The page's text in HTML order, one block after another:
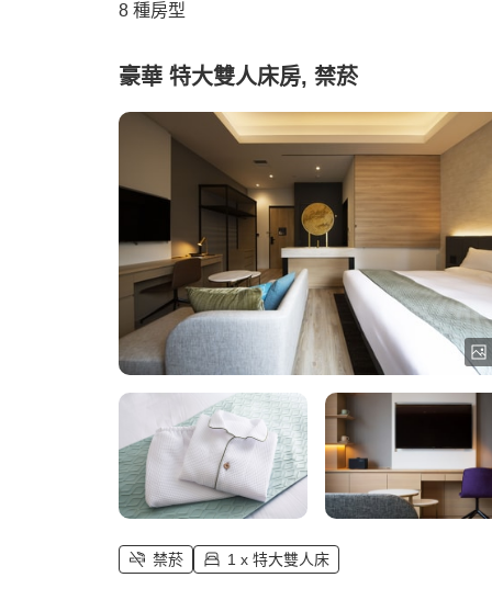
8 種房型
豪華 特大雙人床房, 禁菸
禁菸 1 x 特大雙人床